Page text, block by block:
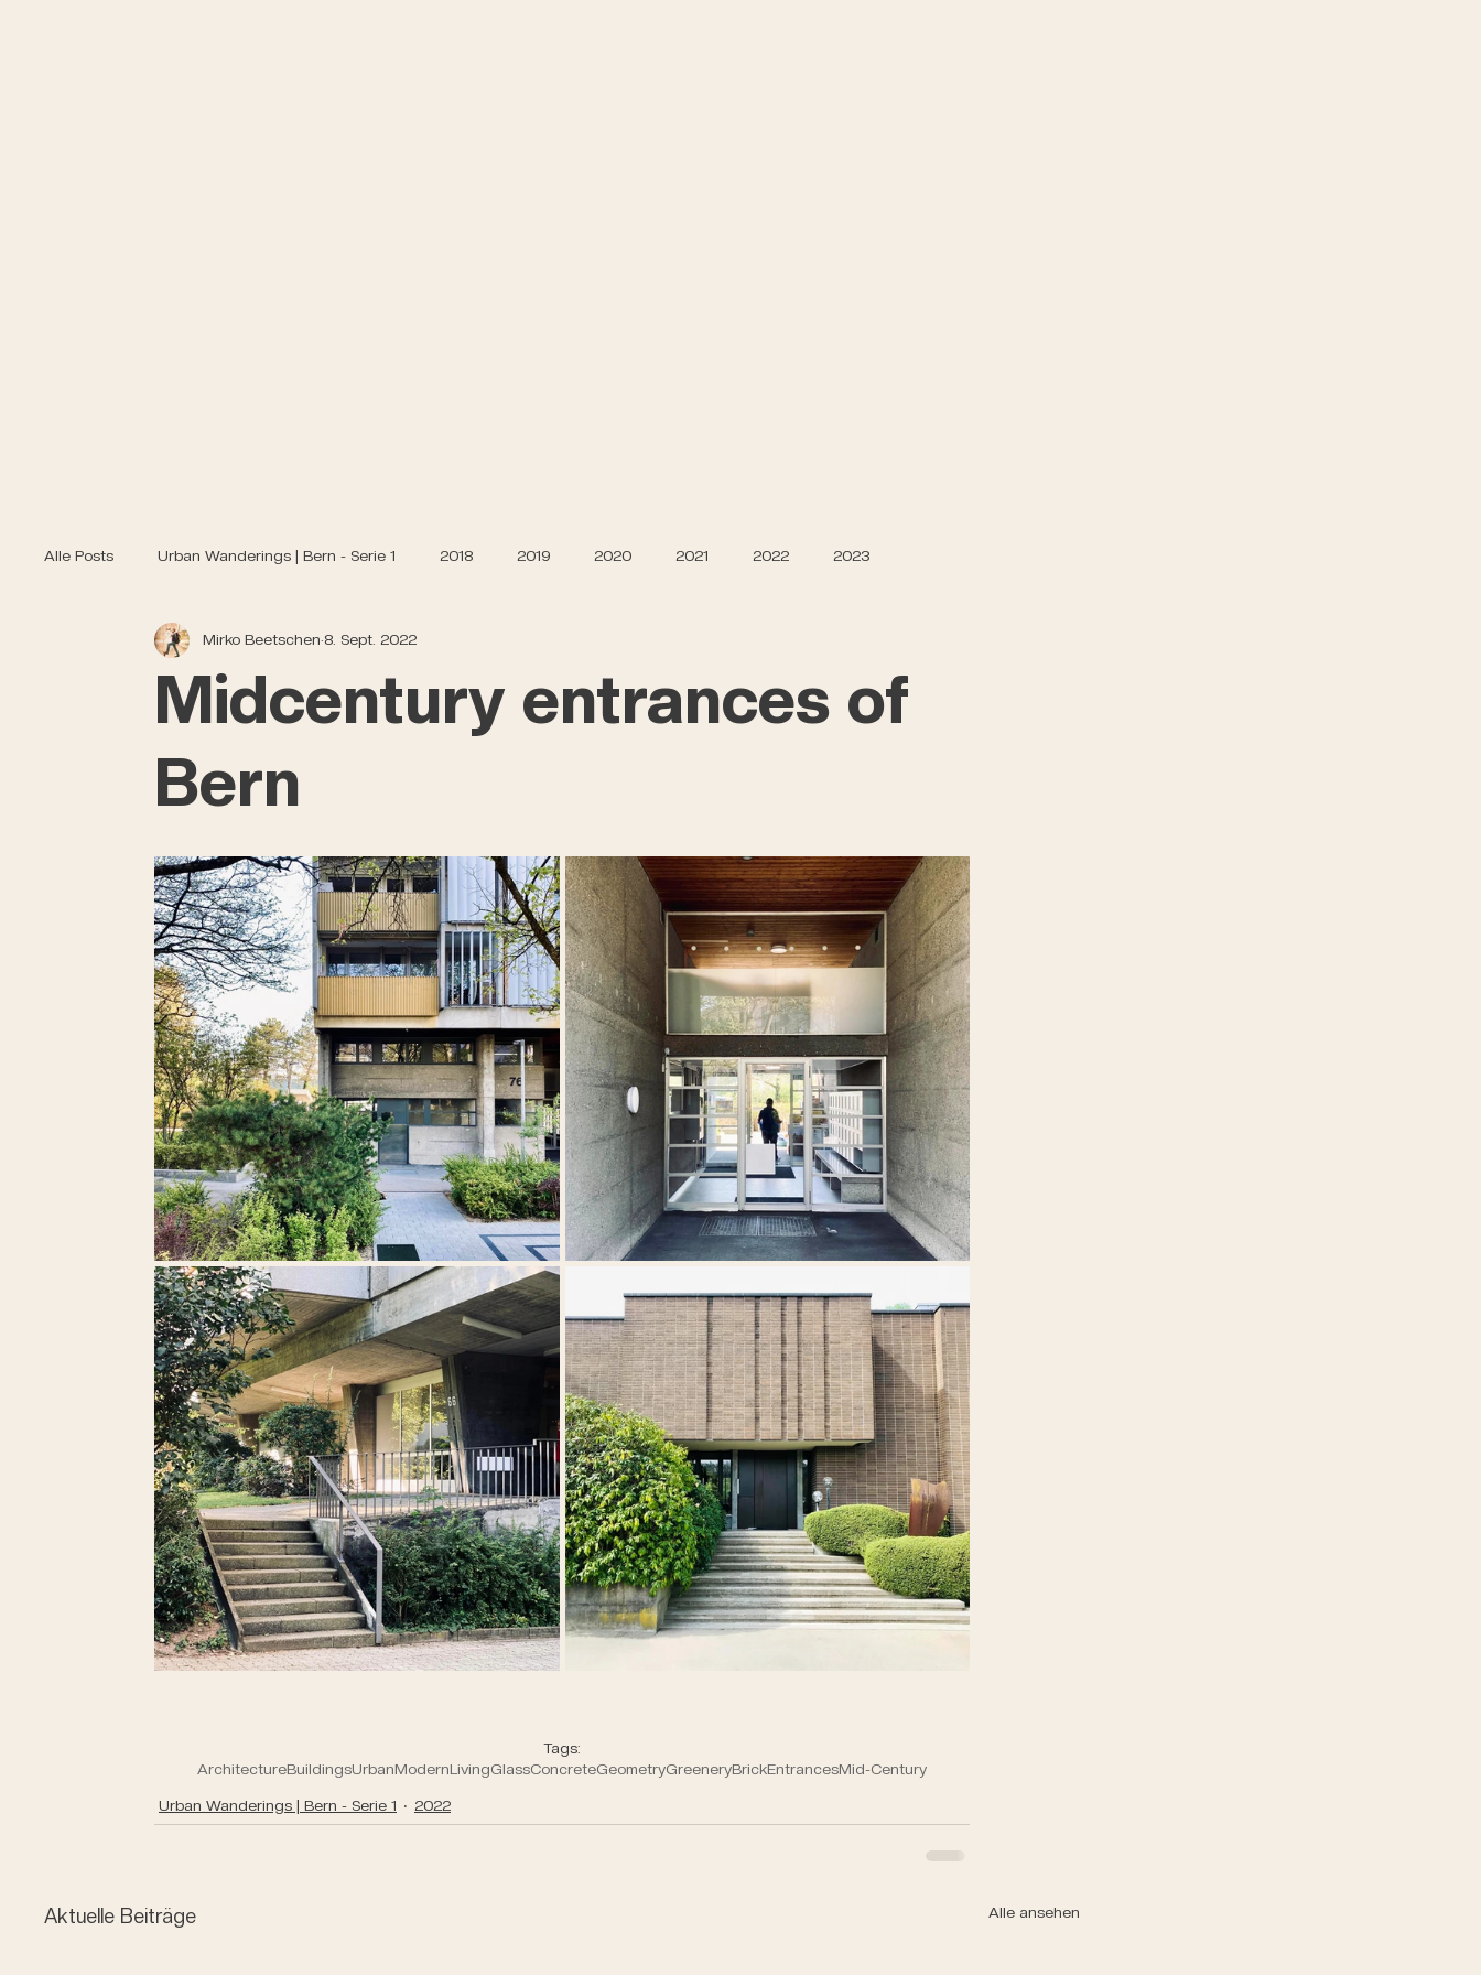
Alle Posts Urban Wanderings | Bern - Serie 1 2018 2019 2020 2021 2022 2023
Midcentury entrances of
Bern
Mirko Beetschen 8. Sept. 2022
Tags:
ArchitectureBuildingsUrbanModernLivingGlassConcreteGeometryGreeneryBrickEntrancesMid-Century
Urban Wanderings | Bern - Serie 1 2022
Aktuelle Beiträge Alle ansehen